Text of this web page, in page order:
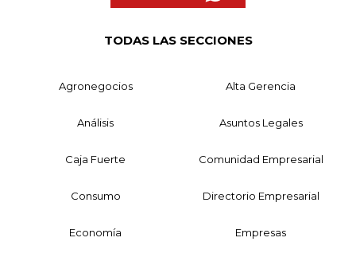
TODAS LAS SECCIONES
Agronegocios Alta Gerencia
Análisis Asuntos Legales
Caja Fuerte Comunidad Empresarial
Consumo Directorio Empresarial
Economía Empresas